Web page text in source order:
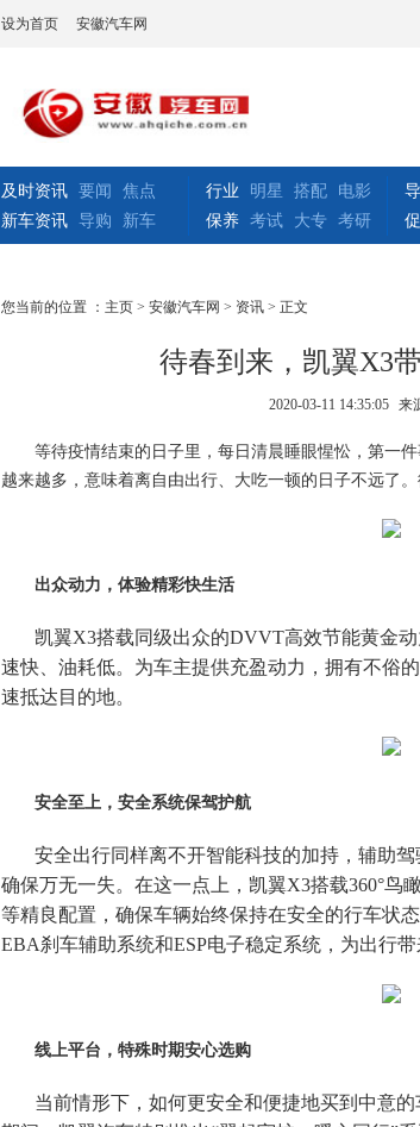
设为首页 安徽汽车网
及时资讯 要闻
焦点
新车资讯 导购 新车
行业 明星 搭配
电影
保养 考试 大专 考研
您当前的位置 ： 主页 > 安徽汽车网 > 资讯 > 正文
待春到来，凯翼X3
2020-03-11 14:35:05 来
等待疫情结束的日子里，每日清晨睡眼惺忪，第一
越来越多，意味着离自由出行、大吃一顿的日子不远了
出众动力，体验精彩快生活
凯翼X3搭载同级出众的DVVT高效节能黄金
速快、油耗低。为车主提供充盈动力，拥有不俗
速抵达目的地。
安全至上，安全系统保驾护航
安全出行同样离不开智能科技的加持，辅助
确保万无一失。在这一点上，凯翼X3搭载360°鸟
等精良配置，确保车辆始终保持在安全的行车状
EBA刹车辅助系统和ESP电子稳定系统，为出行带
线上平台，特殊时期安心选购
当前情形下，如何更安全和便捷地买到中意